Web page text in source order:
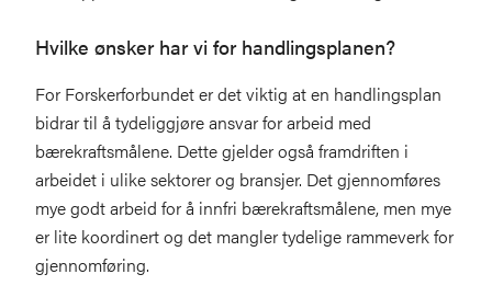
Hvilke ønsker har vi for handlingsplanen?
For Forskerforbundet er det viktig at en handlingsplan
bidrar til å tydeliggjøre ansvar for arbeid med
bærekraftsmålene. Dette gjelder også framdriften i
arbeidet i ulike sektorer og bransjer. Det gjennomføres
mye godt arbeid for å innfri bærekraftsmålene, men mye
er lite koordinert og det mangler tydelige rammeverk for
gjennomføring.